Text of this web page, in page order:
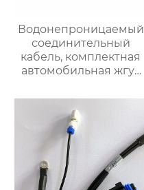
Водонепроницаемый
соединительный
кабель, комплектная
автомобильная жгут